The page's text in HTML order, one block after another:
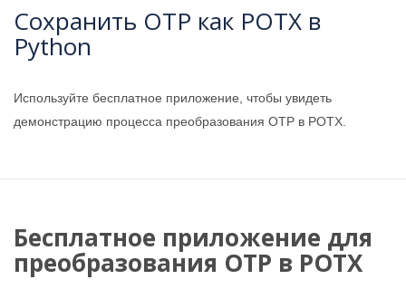
Сохранить OTP как POTX в
Python
Используйте бесплатное приложение, чтобы увидеть
демонстрацию процесса преобразования OTP в POTX.
Бесплатное приложение для
преобразования OTP в POTX